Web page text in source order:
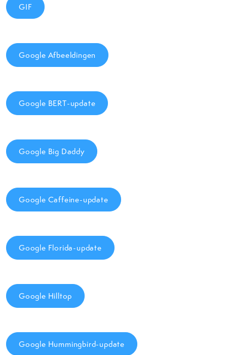
GIF
Google Afbeeldingen
Google BERT-update
Google Big Daddy
Google Caffeine-update
Google Florida-update
Google Hilltop
Google Hummingbird-update